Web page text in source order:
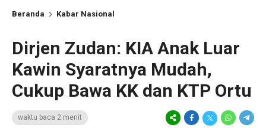
Beranda Kabar Nasional
Dirjen Zudan: KIA Anak Luar
Kawin Syaratnya Mudah,
Cukup Bawa KK dan KTP Ortu
waktu baca 2 menit